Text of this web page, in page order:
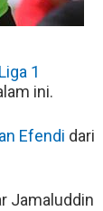
Liga 1
ini.
Efendi dari
Jamaluddin